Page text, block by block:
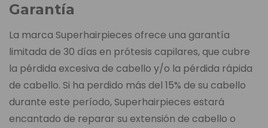
Garantía
La marca Superhairpieces ofrece una garantía
limitada de 30 días en prótesis capilares, que cubre
la pérdida excesiva de cabello y/o la pérdida rápida
de cabello. Si ha perdido más del 15% de su cabello
durante este período, Superhairpieces estará
encantado de reparar su extensión de cabello o